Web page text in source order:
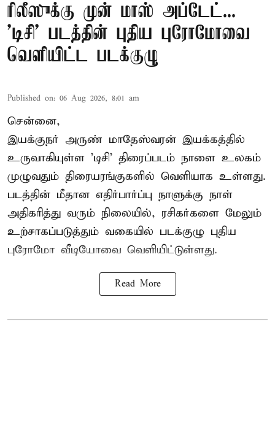
ரிலீஸுக்கு முன் மாஸ் அப்டேட்...
'டிசி' படத்தின் புதிய புரோமோவை
வெளியிட்ட படக்குழு
Published on: 06 Aug 2026, 8:01 am
சென்னை,
இயக்குநர் அருண் மாதேஸ்வரன் இயக்கத்தில்
உருவாகியுள்ள 'டிசி' திரைப்படம் நாளை உலகம்
முழுவதும் திரையரங்குகளில் வெளியாக உள்ளது.
படத்தின் மீதான எதிர்பார்ப்பு நாளுக்கு நாள்
அதிகரித்து வரும் நிலையில், ரசிகர்களை மேலும்
உற்சாகப்படுத்தும் வகையில் படக்குழு புதிய
புரோமோ வீடியோவை வெளியிட்டுள்ளது.
Read More